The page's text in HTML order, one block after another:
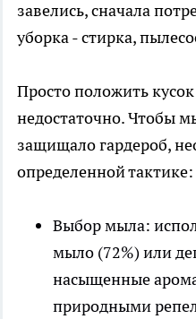
завелись, сначала
уборка - стирка,
Просто положить
недостаточно. Чтобы
защищало гардероб,
определенной тактике:
Выбор мыла:
мыло (72%) или
насыщенные
природными